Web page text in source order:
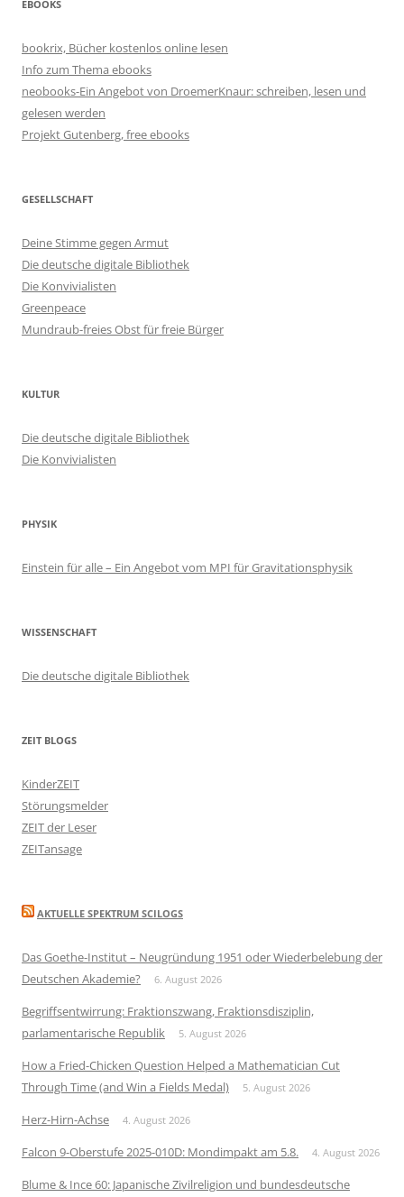
EBOOKS
bookrix, Bücher kostenlos online lesen
Info zum Thema ebooks
neobooks-Ein Angebot von DroemerKnaur: schreiben, lesen und
gelesen werden
Projekt Gutenberg, free ebooks
GESELLSCHAFT
Deine Stimme gegen Armut
Die deutsche digitale Bibliothek
Die Konvivialisten
Greenpeace
Mundraub-freies Obst für freie Bürger
KULTUR
Die deutsche digitale Bibliothek
Die Konvivialisten
PHYSIK
Einstein für alle – Ein Angebot vom MPI für Gravitationsphysik
WISSENSCHAFT
Die deutsche digitale Bibliothek
ZEIT BLOGS
KinderZEIT
Störungsmelder
ZEIT der Leser
ZEITansage
AKTUELLE SPEKTRUM SCILOGS
Das Goethe-Institut – Neugründung 1951 oder Wiederbelebung der
Deutschen Akademie?
6. August 2026
Begriffsentwirrung: Fraktionszwang, Fraktionsdisziplin,
parlamentarische Republik
5. August 2026
How a Fried-Chicken Question Helped a Mathematician Cut
Through Time (and Win a Fields Medal)
5. August 2026
Herz-Hirn-Achse 4. August 2026
Falcon 9-Oberstufe 2025-010D: Mondimpakt am 5.8. 4. August 2026
Blume & Ince 60: Japanische Zivilreligion und bundesdeutsche